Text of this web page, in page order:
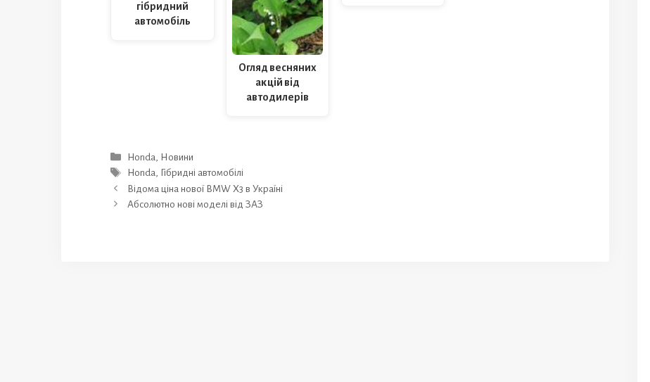
гібридний
автомобіль
Огляд весняних
акцій від
автодилерів
Категорії
Honda, Новини
Позначки
Honda, Гібридні автомобілі
Відома ціна нової BMW X3 в Україні
Абсолютно нові моделі від ЗАЗ